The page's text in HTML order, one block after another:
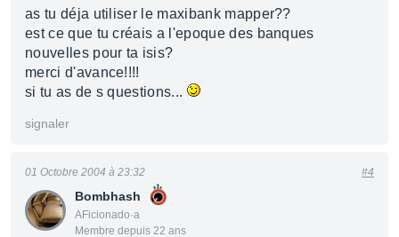
as tu déja utiliser le maxibank mapper??
est ce que tu créais a l'epoque des banques
nouvelles pour ta isis?
merci d'avance!!!!
si tu as de s questions...
signaler
Bombhash
AFicionado·a
Membre depuis 22 ans
01 Octobre 2004 à 23:32 #4